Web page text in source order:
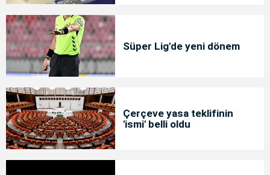
Süper Lig'de yeni dönem
Çerçeve yasa teklifinin
'ismi' belli oldu